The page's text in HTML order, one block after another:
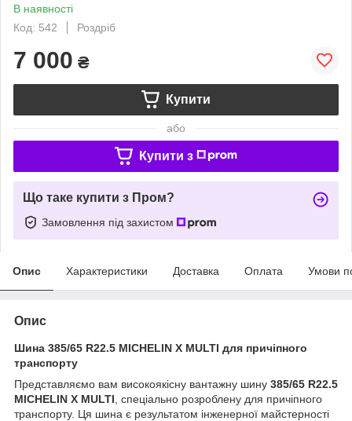
В наявності
Код: 542
Роздріб
7 000 ₴
Купити
або
Купити з
Що таке купити з Пром?
Замовлення під захистом
Опис Характеристики Доставка Оплата Умови
Опис
Шина 385/65 R22.5 MICHELIN X MULTI для причіпного
транспорту
Представляємо вам високоякісну вантажну шину 385/65 R22.5
MICHELIN X MULTI , спеціально розроблену для причіпного
транспорту. Ця шина є результатом інженерної майстерності